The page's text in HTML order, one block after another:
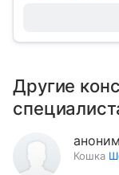
Другие
Кошка